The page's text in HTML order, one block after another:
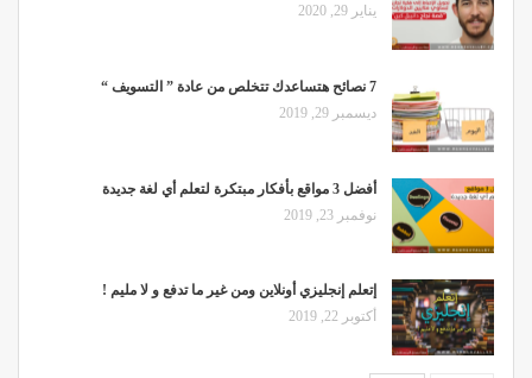
يناير 29, 2020
7 نصائح هتساعدك تتخلص من عادة ” التسويف “
ديسمبر 29, 2019
أفضل 3 مواقع بأفكار مبتكرة لتعلم أي لغة جديدة
نوفمبر 23, 2019
إتعلم إنجليزي أونلاين ومن غير ما تدفع و لا مليم !
أكتوبر 22, 2019